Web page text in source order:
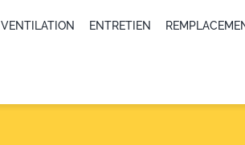
VENTILATION ENTRETIEN